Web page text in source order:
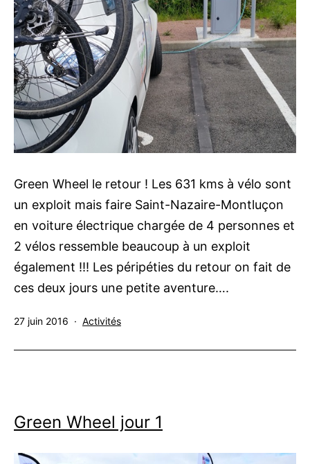
Green Wheel le retour ! Les 631 kms à vélo sont
un exploit mais faire Saint-Nazaire-Montluçon
en voiture électrique chargée de 4 personnes et
2 vélos ressemble beaucoup à un exploit
également !!! Les péripéties du retour on fait de
ces deux jours une petite aventure….
Publié
27 juin 2016
Catégorisé
Activités
Green Wheel jour 1